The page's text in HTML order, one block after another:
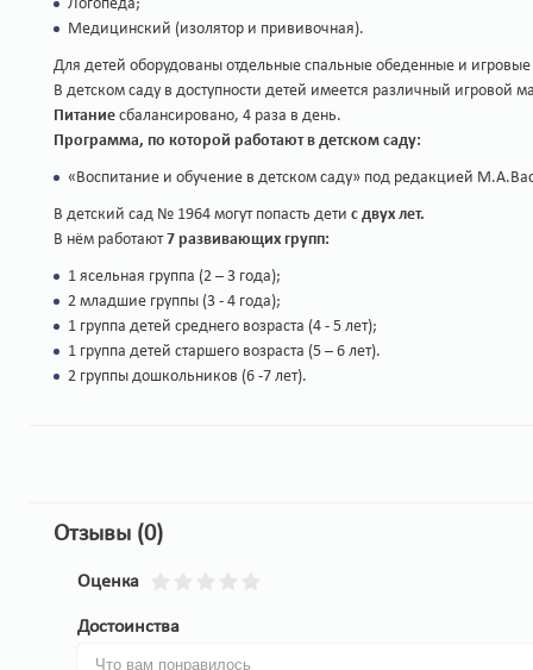
Логопеда;
Медицинский (изолятор и прививочная).
Для детей оборудованы отдельные спальные обеденные и
В детском саду в доступности детей имеется различный игровой
Питание сбалансировано, 4 раза в день.
Программа, по которой работают в детском саду:
«Воспитание и обучение в детском саду» под редакцией
В детский сад № 1964 могут попасть дети с двух лет.
В нём работают7 развивающих групп:
1 ясельная группа (2 – 3 года);
2 младшие группы (3 - 4 года);
1 группа детей среднего возраста (4 - 5 лет);
1 группа детей старшего возраста (5 – 6 лет).
2 группы дошкольников (6 -7 лет).
Отзывы (0)
Оценка
Достоинства